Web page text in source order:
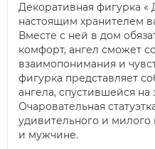
Декоративная фигурка «
настоящим хранителем
Вместе с ней в дом
комфорт, ангел сможет
взаимопонимания и
фигурка представляет
ангела, спустившейся
Очаровательная
удивительного и милого
и мужчине.